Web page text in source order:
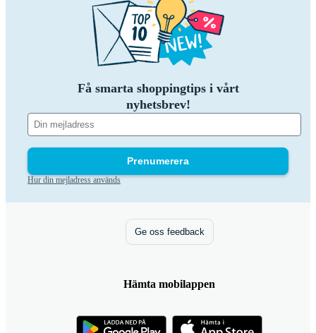
Få smarta shoppingtips i vårt
nyhetsbrev!
Prenumerera
Hur din mejladress används
Ge oss feedback
Hämta mobilappen